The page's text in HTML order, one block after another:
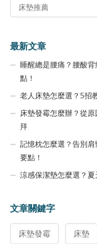
床墊推薦
最新文章
睡醒總是腰痛？腰酸
點！
老人床墊怎麼選？5招
床墊發霉怎麼辦？從
拜
記憶枕怎麼選？告別
要點！
涼感保潔墊怎麼選？
文章關鍵字
床墊發霉 床墊